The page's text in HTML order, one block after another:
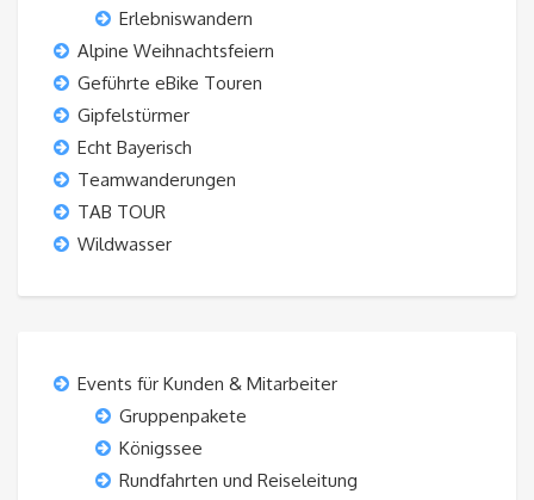
Erlebniswandern
Alpine Weihnachtsfeiern
Geführte eBike Touren
Gipfelstürmer
Echt Bayerisch
Teamwanderungen
TAB TOUR
Wildwasser
Events für Kunden & Mitarbeiter
Gruppenpakete
Königssee
Rundfahrten und Reiseleitung